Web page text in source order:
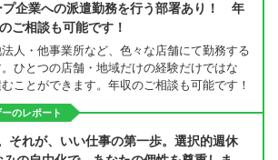
プ企業への派遣勤務を行う部署あり！ 年
ご相談も可能です！
人・他事業所など、色々な店舗にて勤務する
ひとつの店舗・地域だけの経験だけではな
ことができます。年収のご相談も可能です！
のレポート
それが、いい仕事の第一歩。選択的週休